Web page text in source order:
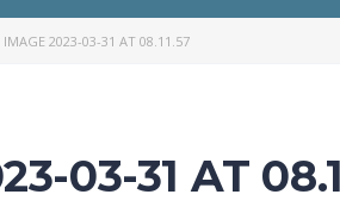
IMAGE 2023-03-31 AT 08.11.57
03-31 AT